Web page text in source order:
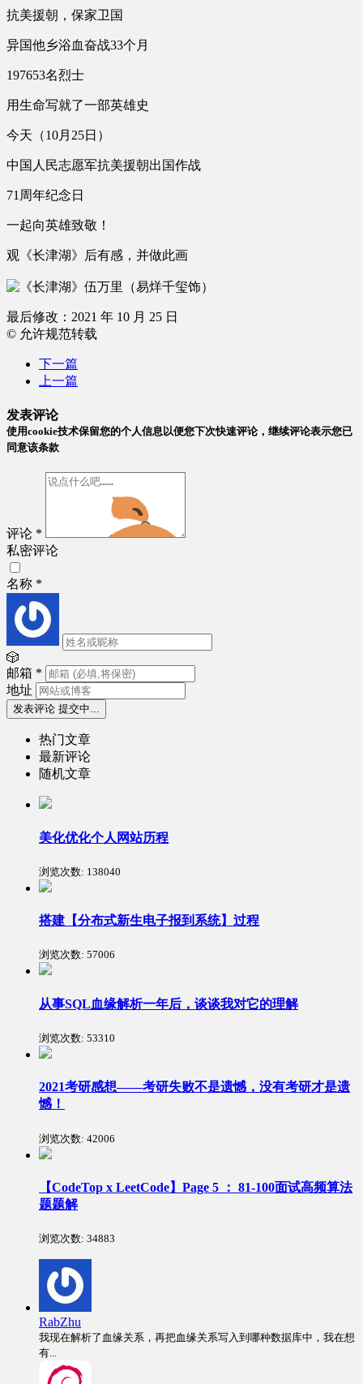
抗美援朝，保家卫国
异国他乡浴血奋战33个月
197653名烈士
用生命写就了一部英雄史
今天（10月25日）
中国人民志愿军抗美援朝出国作战
71周年纪念日
一起向英雄致敬！
观《长津湖》后有感，并做此画
最后修改：2021 年 10 月 25 日
© 允许规范转载
下一篇
上一篇
发表评论
使用cookie技术保留您的个人信息以便您下次快速评论，继续评论表示您已
同意该条款
评论 *
私密评论
名称 *
🎲
邮箱 *
地址
发表评论 提交中...
热门文章
最新评论
随机文章
美化优化个人网站历程
浏览次数: 138040
搭建【分布式新生电子报到系统】过程
浏览次数: 57006
从事SQL血缘解析一年后，谈谈我对它的理解
浏览次数: 53310
2021考研感想——考研失败不是遗憾，没有考研才是遗
憾！
浏览次数: 42006
【CodeTop x LeetCode】Page 5 ： 81-100面试高频算法
题题解
浏览次数: 34883
RabZhu
我现在解析了血缘关系，再把血缘关系写入到哪种数据库中，我在想
有...